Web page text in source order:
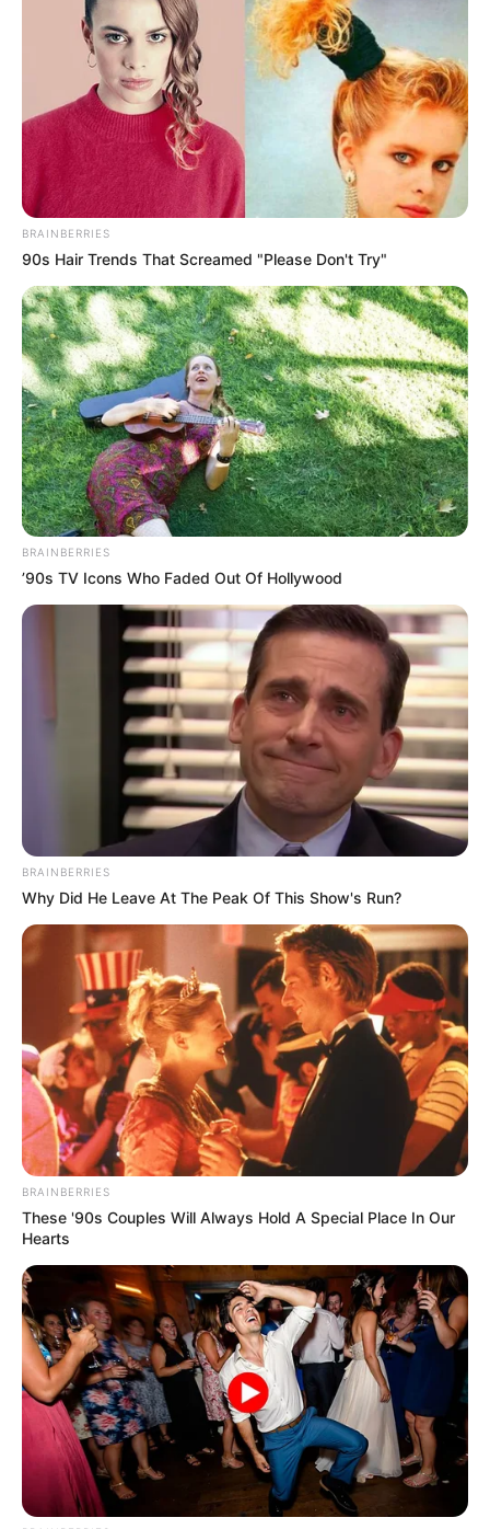
TOVÁBBI LEHETŐSÉGEK
OK, ELFOGADOM
hogyvolt.co - 2026 | Adatvédelem